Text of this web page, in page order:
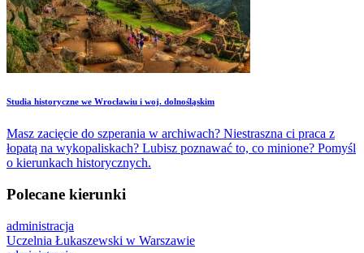
Studia historyczne we Wrocławiu i woj. dolnośląskim
Masz zacięcie do szperania w archiwach? Niestraszna ci praca z
łopatą na wykopaliskach? Lubisz poznawać to, co minione? Pomyśl
o kierunkach historycznych.
Polecane kierunki
administracja
Uczelnia Łukaszewski w Warszawie